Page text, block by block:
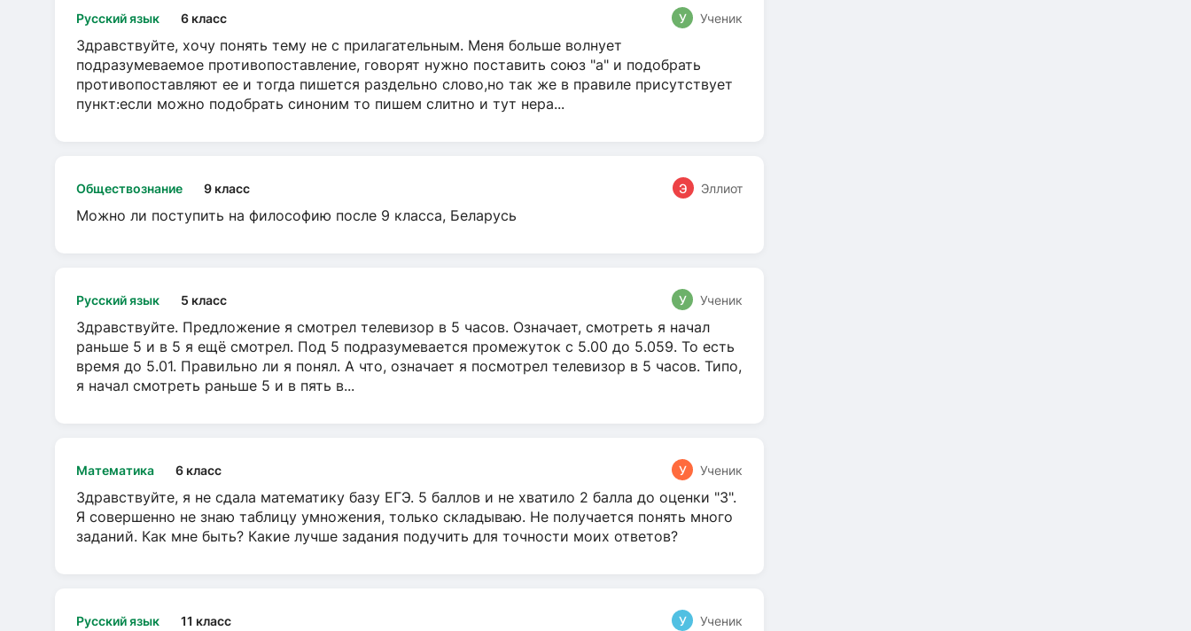
Русский язык 6 класс У Ученик
Здравствуйте, хочу понять тему не с прилагательным. Меня больше волнует
подразумеваемое противопоставление, говорят нужно поставить союз "а" и подобрать
противопоставляют ее и тогда пишется раздельно слово,но так же в правиле присутствует
пункт:если можно подобрать синоним то пишем слитно и тут нера...
Обществознание 9 класс Э Эллиот
Можно ли поступить на философию после 9 класса, Беларусь
Русский язык 5 класс У Ученик
Здравствуйте. Предложение я смотрел телевизор в 5 часов. Означает, смотреть я начал
раньше 5 и в 5 я ещё смотрел. Под 5 подразумевается промежуток с 5.00 до 5.059. То есть
время до 5.01. Правильно ли я понял. А что, означает я посмотрел телевизор в 5 часов. Типо,
я начал смотреть раньше 5 и в пять в...
Математика 6 класс У Ученик
Здравствуйте, я не сдала математику базу ЕГЭ. 5 баллов и не хватило 2 балла до оценки "3".
Я совершенно не знаю таблицу умножения, только складываю. Не получается понять много
заданий. Как мне быть? Какие лучше задания подучить для точности моих ответов?
Русский язык 11 класс У Ученик